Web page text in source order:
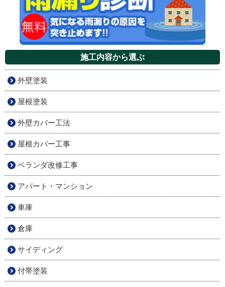
施工内容から選ぶ
外壁塗装
屋根塗装
外壁カバー工法
屋根カバー工事
ベランダ改修工事
アパート・マンション
車庫
倉庫
サイディング
付帯塗装